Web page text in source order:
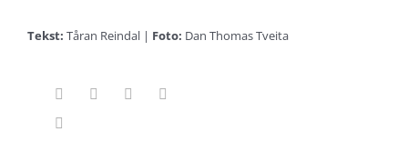
Tekst: Tåran Reindal | Foto: Dan Thomas Tveita